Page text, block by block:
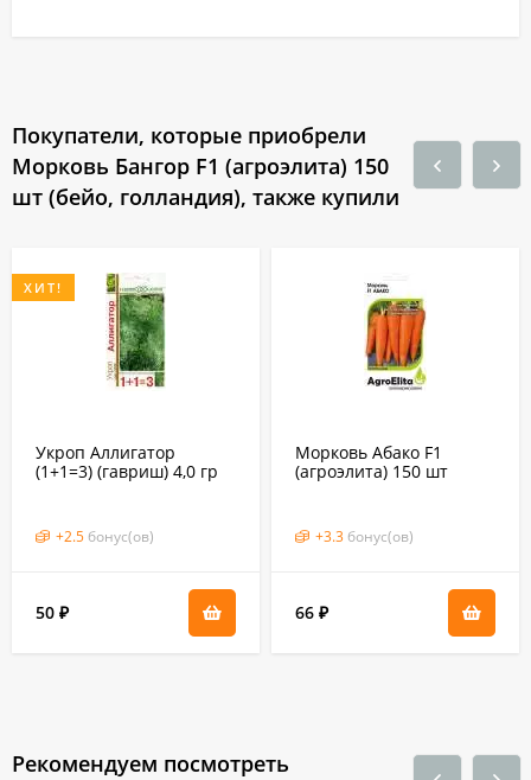
Покупатели, которые приобрели
Морковь Бангор F1 (агроэлита) 150
шт (бейо, голландия), также купили
ХИТ!
Укроп Аллигатор
(1+1=3) (гавриш) 4,0 гр
+2.5 бонус(ов)
50 ₽
Морковь Абако F1
(агроэлита) 150 шт
+3.3 бонус(ов)
66 ₽
Рекомендуем посмотреть